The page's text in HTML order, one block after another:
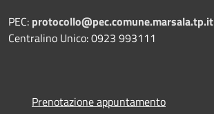
PEC: protocollo@pec.comune.marsala.tp.it
Centralino Unico: 0923 993111
Prenotazione appuntamento